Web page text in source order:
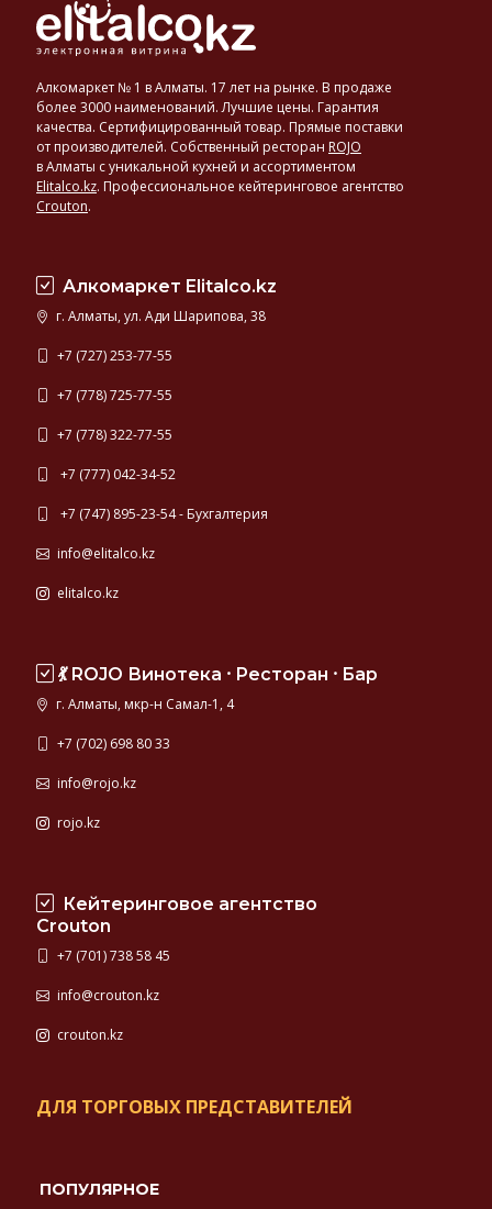
Алкомаркет № 1 в Алматы. 17 лет на рынке. В продаже
более 3000 наименований. Лучшие цены. Гарантия
качества. Сертифицированный товар. Прямые поставки
от производителей. Собственный ресторан ROJO
в Алматы с уникальной кухней и ассортиментом
Elitalco.kz. Профессиональное кейтеринговое агентство
Crouton.
Алкомаркет Elitalco.kz
г. Алматы, ул. Ади Шарипова, 38
+7 (727) 253-77-55
+7 (778) 725-77-55
+7 (778) 322-77-55
+7 (777) 042-34-52
+7 (747) 895-23-54 - Бухгалтерия
info@elitalco.kz
elitalco.kz
💃 ROJO Винотека ⸱ Ресторан ⸱ Бар
г. Алматы, мкр-н Самал-1, 4
+7 (702) 698 80 33
info@rojo.kz
rojo.kz
Кейтеринговое агентство
Crouton
+7 (701) 738 58 45
info@crouton.kz
crouton.kz
ДЛЯ ТОРГОВЫХ ПРЕДСТАВИТЕЛЕЙ
ПОПУЛЯРНОЕ